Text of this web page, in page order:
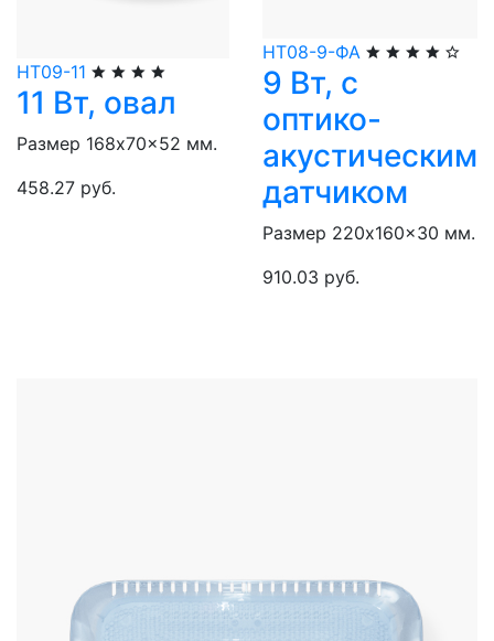
НТ09-11
11 Вт, овал
Размер 168x70x52 мм.
458.27 руб.
НТ08-9-ФА
9 Вт, с
оптико-
акустическим
датчиком
Размер 220x160x30 мм.
910.03 руб.